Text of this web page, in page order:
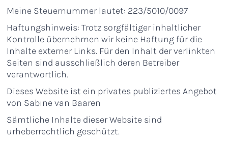
Meine Steuernummer lautet: 223/5010/0097
Haftungshinweis: Trotz sorgfältiger inhaltlicher
Kontrolle übernehmen wir keine Haftung für die
Inhalte externer Links. Für den Inhalt der verlinkten
Seiten sind ausschließlich deren Betreiber
verantwortlich.
Dieses Website ist ein privates publiziertes Angebot
von Sabine van Baaren
Sämtliche Inhalte dieser Website sind
urheberrechtlich geschützt.